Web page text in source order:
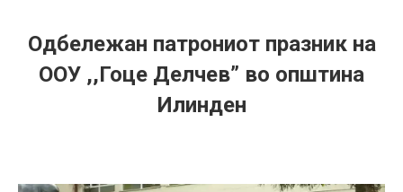
Одбележан патрониот празник на
ООУ ,,Гоце Делчев” во општина
Илинден